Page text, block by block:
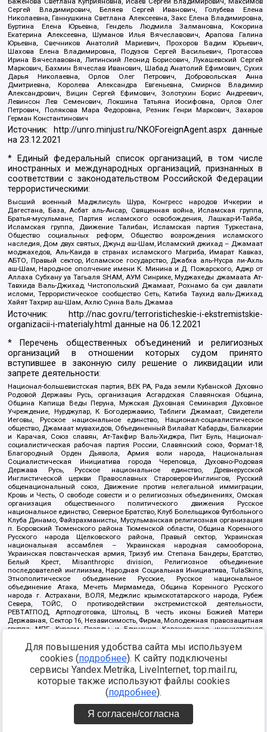
Сергей Владимирович, Беляев Сергей Иванович, Голубева Елена
Николаевна, Ганнушкина Светлана Алексеевна, Закс Елена Владимировна,
Буртина Елена Юрьевна, Гендель Людмила Залмановна, Кокорина
Екатерина Алексеевна, Шуманов Илья Вячеславович, Арапова Галина
Юрьевна, Свечников Анатолий Мариевич, Прохоров Вадим Юрьевич,
Шахова Елена Владимировна, Подузов Сергей Васильевич, Протасова
Ирина Вячеславовна, Литинский Леонид Борисович, Лукашевский Сергей
Маркович, Бахмин Вячеслав Иванович, Шабад Анатолий Ефимович, Сухих
Дарья Николаевна, Орлов Олег Петрович, Добровольская Анна
Дмитриевна, Королева Александра Евгеньевна, Смирнов Владимир
Александрович, Вицин Сергей Ефимович, Золотухин Борис Андреевич,
Левинсон Лев Семенович, Локшина Татьяна Иосифовна, Орлов Олег
Петрович, Полякова Мара Федоровна, Резник Генри Маркович, Захаров
Герман Константинович
Источник: http://unro.minjust.ru/NKOForeignAgent.aspxданные
на23.12.2021
* Единый федеральный список организаций, в том числе
иностранных и международных организаций, признанных в
соответствии с законодательством Российской Федерации
террористическими:
Высший военный Маджлисуль Шура, Конгресс народов Ичкерии и
Дагестана, База, Асбат аль-Ансар, Священная война, Исламская группа,
Братья-мусульмане, Партия исламского освобождения, Лашкар-И-Тайба,
Исламская группа, Движение Талибан, Исламская партия Туркестана,
Общество социальных реформ, Общество возрождения исламского
наследия, Дом двух святых, Джунд аш-Шам, Исламский джихад – Джамаат
моджахедов, Аль-Каида в странах исламского Магриба, Имарат Кавказ,
АБТО, Правый сектор, Исламское государство, Джабха аль-Нусра ли-Ахль
аш-Шам, Народное ополчение имени К. Минина и Д. Пожарского, Аджр от
Аллаха Субхану уа Тагьаля SHAM, АУМ Синрике, Муджахеды джамаата Ат-
Тавхида Валь-Джихад, Чистопольский Джамаат, Рохнамо ба суи давлати
исломи, Террористическое сообщество Сеть, Катиба Таухид валь-Джихад,
Хайят Тахрир аш-Шам, Ахлю Сунна Валь Джамаа
Источник:
http://nac.gov.ru/terroristicheskie-i-ekstremistskie-
organizacii-i-materialy.html данные на06.12.2021
* Перечень общественных объединений и религиозных
организаций в отношении которых судом принято
вступившее в законную силу решение о ликвидации или
запрете деятельности:
Национал-большевистская партия, ВЕК РА, Рада земли Кубанской Духовно
Родовой Державы Русь, организация Асгардская Славянская Община,
Община Капища Веды Перуна, Мужская Духовная Семинария Духовное
Учреждение, Нурджулар, К Богодержавию, Таблиги Джамаат, Свидетели
Иеговы, Русское национальное единство, Национал-социалистическое
общество, Джамаат мувахидов, Объединенный Вилайат Кабарды, Балкарии
и Карачая, Союз славян, Ат-Такфир Валь-Хиджра, Пит Буль, Национал-
социалистическая рабочая партия России, Славянский союз, Формат-18,
Благородный Орден Дьявола, Армия воли народа, Национальная
Социалистическая Инициатива города Череповца, Духовно-Родовая
Держава Русь, Русское национальное единство, Древнерусской
Инглистической церкви Православных Староверов-Инглингов, Русский
общенациональный союз, Движение против нелегальной иммиграции,
Кровь и Честь, О свободе совести и о религиозных объединениях, Омская
организация общественного политического движения Русское
национальное единство, Северное Братство, Клуб Болельщиков Футбольного
Клуба Динамо, Файзрахманисты, Мусульманская религиозная организация
п. Боровский Тюменского района Тюменской области, Община Коренного
Русского народа Щелковского района, Правый сектор, Украинская
национальная ассамблея – Украинская народная самооборона,
Украинская повстанческая армия, Тризуб им. Степана Бандеры, Братство,
Белый Крест, Misanthropic division, Религиозное объединение
последователей инглиизма, Народная Социальная Инициатива, TulaSkins,
Этнополитическое объединение Русские, Русское национальное
объединение Атака, Мечеть Мирмамеда, Община Коренного Русского
народа г. Астрахани, ВОЛЯ, Меджлис крымскотатарского народа, Рубеж
Севера, ТОЙС, О противодействии экстремистской деятельности,
РЕВТАТПОД, Артподготовка, Штольц, В честь иконы Божией Матери
Державная, Сектор 16, Независимость, Фирма, Молодежная правозащитная
группа МПГ, Курсом Правды и Единения, Каракольская инициативная
Благотворительный пансионат Ак Умут, Русская республика Русь,
Арестантское уголовное единство, Башкорт, Нация и свобода, W.H.С., Фалунь
Дафа, Иртыш Ultras, Русский Патриотический клуб-Новокузнецк/РПК,
Сибирский державный союз, Фонд борьбы с коррупцией, Фонд защиты прав
граждан, Штабы Навального, Совет граждан СССР Прикубанского округа г.
Краснодара
https://minjust.gov.ru/ru/documents/7822/
Для повышения удобства сайта мы используем
cookies (подробнее). К сайту подключены
сервисы Yandex.Metrika, LiveInternet, top.mail.ru,
которые также используют файлы cookies
(подробнее).
Я согласен/согласна